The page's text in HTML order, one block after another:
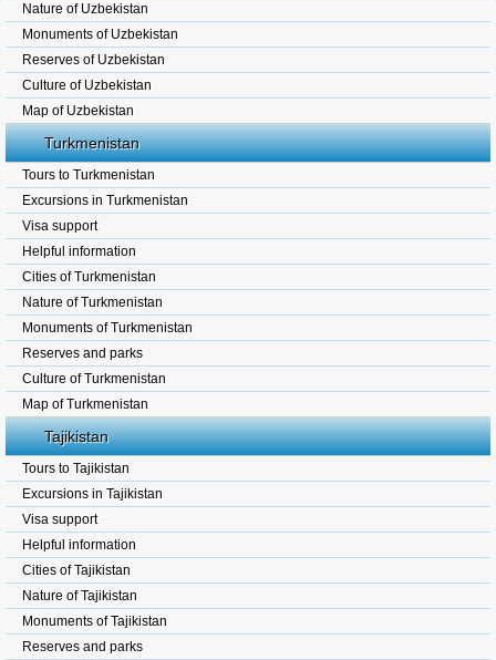
Nature of Uzbekistan
Monuments of Uzbekistan
Reserves of Uzbekistan
Culture of Uzbekistan
Map of Uzbekistan
Turkmenistan
Tours to Turkmenistan
Excursions in Turkmenistan
Visa support
Helpful information
Cities of Turkmenistan
Nature of Turkmenistan
Monuments of Turkmenistan
Reserves and parks
Culture of Turkmenistan
Map of Turkmenistan
Tajikistan
Tours to Tajikistan
Excursions in Tajikistan
Visa support
Helpful information
Cities of Tajikistan
Nature of Tajikistan
Monuments of Tajikistan
Reserves and parks